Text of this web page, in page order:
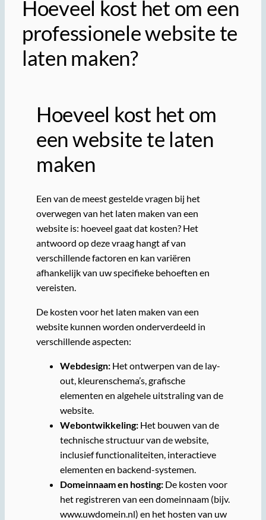
Hoeveel kost het om een
professionele website te
laten maken?
Hoeveel kost het om
een website te laten
maken
Een van de meest gestelde vragen bij het
overwegen van het laten maken van een
website is: hoeveel gaat dat kosten? Het
antwoord op deze vraag hangt af van
verschillende factoren en kan variëren
afhankelijk van uw specifieke behoeften en
vereisten.
De kosten voor het laten maken van een
website kunnen worden onderverdeeld in
verschillende aspecten:
Webdesign:Het ontwerpen van de lay-
out, kleurenschema’s, grafische
elementen en algehele uitstraling van de
website.
Webontwikkeling:Het bouwen van de
technische structuur van de website,
inclusief functionaliteiten, interactieve
elementen en backend-systemen.
Domeinnaam en hosting:De kosten voor
het registreren van een domeinnaam (bijv.
www.uwdomein.nl) en het hosten van uw